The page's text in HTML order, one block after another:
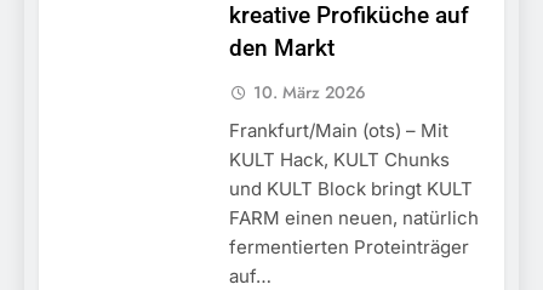
kreative Profiküche auf
den Markt
10. März 2026
Frankfurt/Main (ots) – Mit
KULT Hack, KULT Chunks
und KULT Block bringt KULT
FARM einen neuen, natürlich
fermentierten Proteinträger
auf…